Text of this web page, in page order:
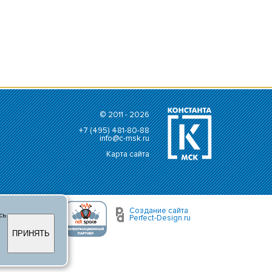
© 2011 - 2026
+7 (495) 481-80-88
info@c-msk.ru
Карта сайта
Создание сайта
Perfect-Design.ru
ПРИНЯТЬ